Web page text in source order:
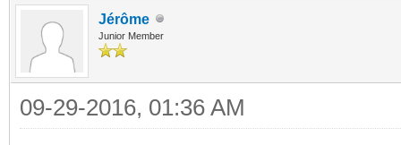
Jérôme
Junior Member
09-29-2016, 01:36 AM